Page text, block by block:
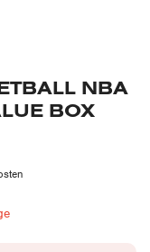
NBA
BOX